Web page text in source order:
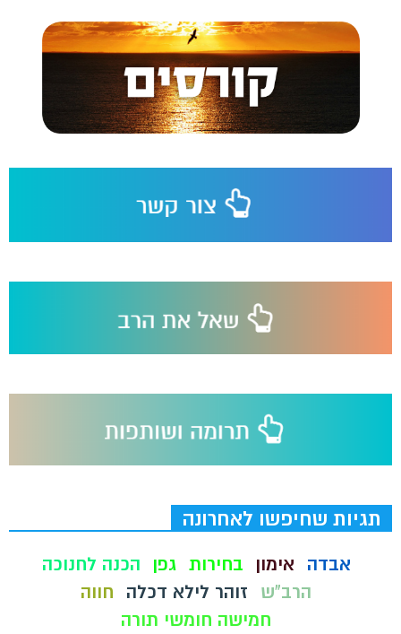
תגיות שחיפשו לאחרונה
אבדה אימון בחירות גפן
הכנה לחנוכה
הרב"ש
זוהר לילא דכלה
חווה
חמישה חומשי תורה